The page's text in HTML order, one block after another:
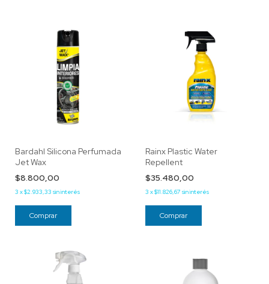
Bardahl Silicona Perfumada
Jet Wax
$8.800,00
3 x$2.933,33 sin interés
Rainx Plastic Water
Repellent
$35.480,00
3 x$11.826,67 sin interés